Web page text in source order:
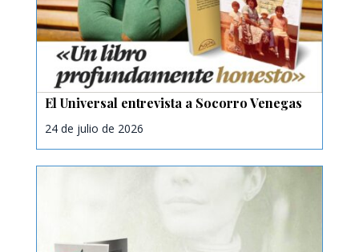
El Universal entrevista a Socorro Venegas
24 de julio de 2026